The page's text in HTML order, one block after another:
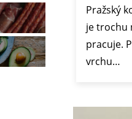
Pražský
je trochu
pracuje.
vrchu…